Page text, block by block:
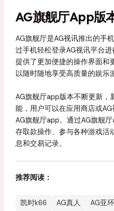
AG旗舰厅app版
AG旗舰厅是AG视讯推出的手
过手机轻松登录AG视讯平台
提供了更加便捷的操作界面和
以随时随地享受高质量的娱乐
AG旗舰厅app版本不断更新，
能，用户可以在应用商店或
AG旗舰厅app。通过AG旗舰
存取款操作、参与各种游戏活
息和交易记录。
推荐阅读：
凯时k66 AG真人 AG亚环